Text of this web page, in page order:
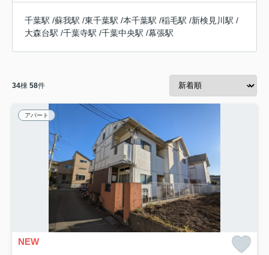
千葉駅 /蘇我駅 /東千葉駅 /本千葉駅 /稲毛駅 /新検見川駅 /
大森台駅 /千葉寺駅 /千葉中央駅 /幕張駅
34棟 58件
アパート
NEW